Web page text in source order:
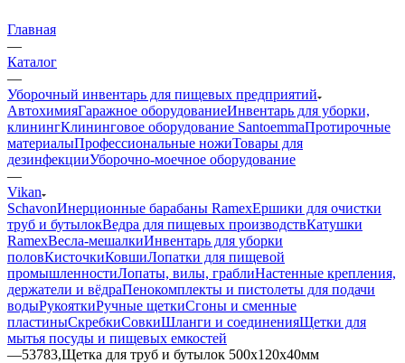
Главная
—
Каталог
—
Уборочный инвентарь для пищевых предприятий
АвтохимияГаражное оборудованиеИнвентарь для уборки,
клинингКлининговое оборудование SantoemmaПротирочные
материалыПрофессиональные ножиТовары для
дезинфекцииУборочно-моечное оборудование
—
Vikan
SchavonИнерционные барабаны RamexЕршики для очистки
труб и бутылокВедра для пищевых производствКатушки
RamexВесла-мешалкиИнвентарь для уборки
половКисточкиКовшиЛопатки для пищевой
промышленностиЛопаты, вилы, граблиНастенные крепления,
держатели и вёдраПенокомплекты и пистолеты для подачи
водыРукояткиРучные щеткиСгоны и сменные
пластиныСкребкиСовкиШланги и соединенияЩетки для
мытья посуды и пищевых емкостей
—53783,Щетка для труб и бутылок 500х120х40мм